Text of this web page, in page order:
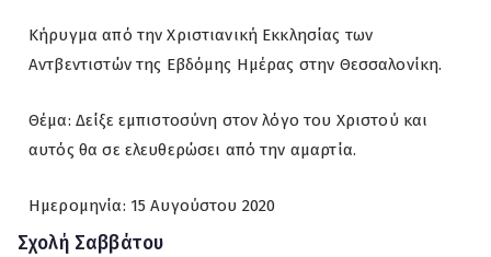
Κήρυγμα από την Χριστιανική Εκκλησίας των
Αντβεντιστών της Εβδόμης Ημέρας στην Θεσσαλονίκη.
Θέμα: Δείξε εμπιστοσύνη στον λόγο του Χριστού και
αυτός θα σε ελευθερώσει από την αμαρτία.
Ημερομηνία: 15 Αυγούστου 2020
Σχολή Σαββάτου